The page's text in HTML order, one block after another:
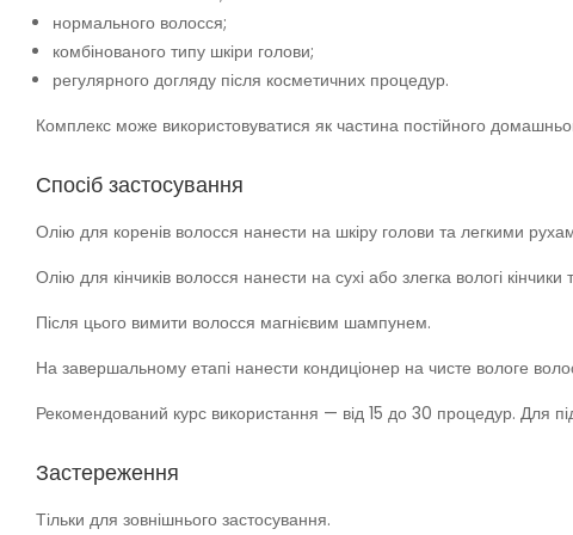
нормального волосся;
комбінованого типу шкіри голови;
регулярного догляду після косметичних процедур.
Комплекс може використовуватися як частина постійного
Спосіб застосування
Олію для коренів волосся нанести на шкіру голови та легкими
Олію для кінчиків волосся нанести на сухі або злегка вологі
Після цього вимити волосся магнієвим шампунем.
На завершальному етапі нанести кондиціонер на чисте вологе
Рекомендований курс використання — від 15 до 30 процедур. Для
Застереження
Тільки для зовнішнього застосування.